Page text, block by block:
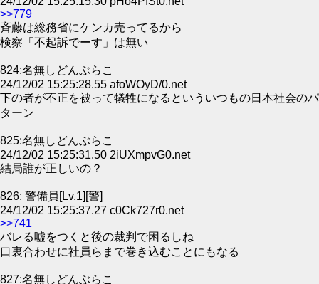
>>779
斉藤は総務省にケンカ売ってるから
検察「不起訴でーす」は無い
824:名無しどんぶらこ
24/12/02 15:25:28.55 afoWOyD/0.net
下の者が不正を被って犠牲になるといういつもの日本社会のパ
ターン
825:名無しどんぶらこ
24/12/02 15:25:31.50 2iUXmpvG0.net
結局誰が正しいの？
826: 警備員[Lv.1][警]
24/12/02 15:25:37.27 c0Ck727r0.net
>>741
バレる嘘をつくと後の裁判で困るしね
口裏合わせに社員らまで巻き込むことにもなる
827:名無しどんぶらこ